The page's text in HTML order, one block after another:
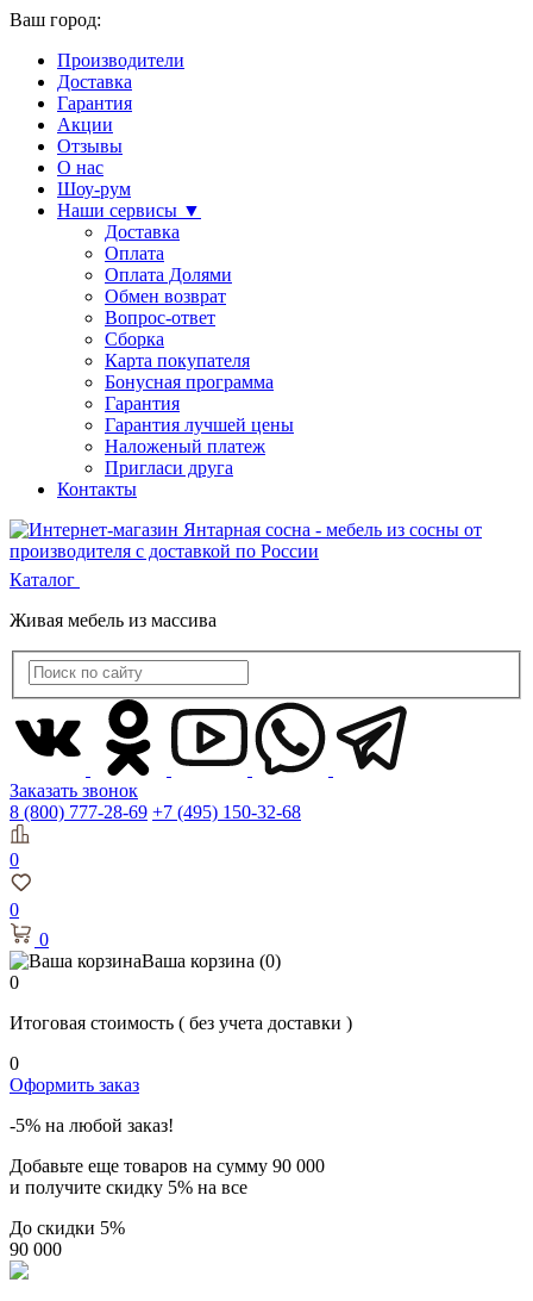
Ваш город:
Производители
Доставка
Гарантия
Акции
Отзывы
О нас
Шоу-рум
Наши сервисы ▼
Доставка
Оплата
Оплата Долями
Обмен возврат
Вопрос-ответ
Сборка
Карта покупателя
Бонусная программа
Гарантия
Гарантия лучшей цены
Наложеный платеж
Пригласи друга
Контакты
Каталог
Живая мебель из массива
Заказать звонок
8 (800) 777-28-69 +7 (495) 150-32-68
0
0
0
Ваша корзина (0)
0
Итоговая стоимость ( без учета доставки )
0
Оформить заказ
-5% на любой заказ!
Добавьте еще товаров на сумму 90 000
и получите скидку 5% на все
До скидки 5%
90 000